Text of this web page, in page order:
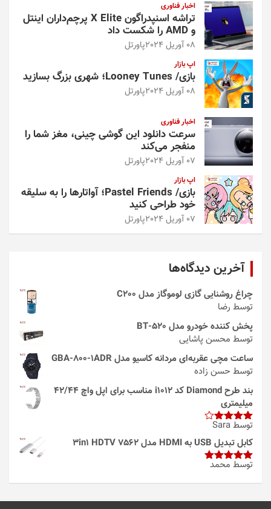
اخبار فناوری
تراشه اسنپدراگون X Elite پرچم‌داران اینتل
و AMD را شکست داد
08 آوریل 2024 پاورتل
اپ بازار
بازی/ Looney Tunes؛ شهری بزرگ بسازید
08 آوریل 2024 پاورتل
اخبار فناوری
سرعت دانلود این گوشی چینی، مغز شما را
منفجر می‌کند
07 آوریل 2024 پاورتل
اپ بازار
بازی/ Pastel Friends؛ آواتارها را به سلیقه
خود طراحی کنید
07 آوریل 2024 پاورتل
آخرین دیدگاه‌ها
چراغ روشنایی گازی لوموگاز مدل C200
توسط رضا
پخش کننده خودرو مدل 520-BT
توسط محسن پاشایی
ساعت مچی عقربه‌ای مردانه کاسیو مدل GBA-800-1ADR
توسط حسن زاده
بند طرح Diamond کد i1012 مناسب برای اپل واچ 42/44
میلیمتری
امتیاز4
از 5
توسط Sara
کابل تبدیل USB به HDMI مدل 3in1 HDTV 7562
امتیاز5از
توسط محمد